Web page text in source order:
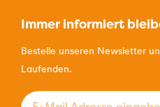
Immer informiert
Bestelle unseren Newsletter
Laufenden.
E-Mail Adresse eingeben